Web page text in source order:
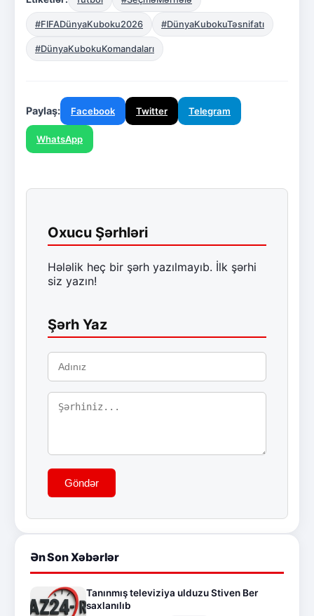
#FIFADünyaKuboku2026 #DünyaKubokuTəsnifatı
#DünyaKubokuKomandaları
Paylaş: Facebook Twitter Telegram
WhatsApp
Oxucu Şərhləri
Hələlik heç bir şərh yazılmayıb. İlk şərhi
siz yazın!
Şərh Yaz
Göndər
Ən Son Xəbərlər
Tanınmış televiziya ulduzu Stiven Ber
saxlanılıb